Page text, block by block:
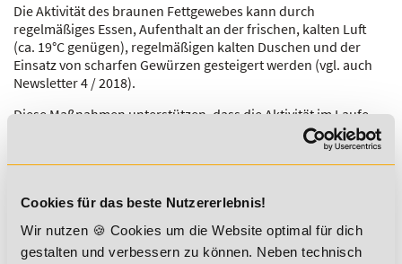
Cookies für das beste Nutzererlebnis!
Wir nutzen 🍪 Cookies um die Website optimal für dich
gestalten und verbessern zu können. Neben technisch
Die Aktivität des braunen Fettgewebes kann durch
regelmäßiges Essen, Aufenthalt an der frischen, kalten Luft
(ca. 19°C genügen), regelmäßigen kalten Duschen und der
Einsatz von scharfen Gewürzen gesteigert werden (vgl. auch
Newsletter 4 / 2018).
Diese Maßnahmen unterstützen, dass die Aktivität im Laufe
des Lebens nicht zu stark nachlässt. Ein lebenslang aktives
braunes Fettgewebe scheint im gewissen Umfang vorDiabetes
mellitusTyp 2undAdipositaszu schützen.
Autor des Magazinbeitrages